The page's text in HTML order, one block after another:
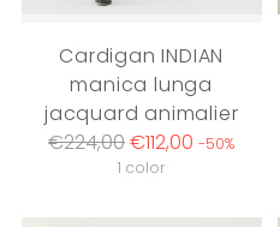
Cardigan INDIAN
manica lunga
jacquard animalier
Regular
€224,00€112,00 -50%
1 color